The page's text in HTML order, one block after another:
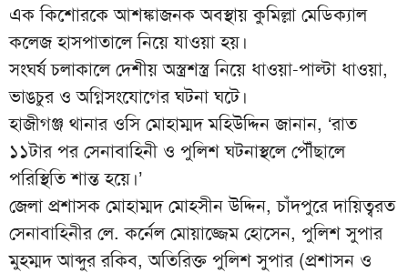
এক কিশোরকে আশঙ্কাজনক অবস্থায় কুমিল্লা মেডিক্যাল
কলেজ হাসপাতালে নিয়ে যাওয়া হয়।
সংঘর্ষ চলাকালে দেশীয় অস্ত্রশস্ত্র নিয়ে ধাওয়া-পাল্টা ধাওয়া,
ভাঙচুর ও অগ্নিসংযোগের ঘটনা ঘটে।
হাজীগঞ্জ থানার ওসি মোহাম্মদ মহিউদ্দিন জানান, ‘রাত
১১টার পর সেনাবাহিনী ও পুলিশ ঘটনাস্থলে পৌঁছালে
পরিস্থিতি শান্ত হয়ে।’
জেলা প্রশাসক মোহাম্মদ মোহসীন উদ্দিন, চাঁদপুরে দায়িত্বরত
সেনাবাহিনীর লে. কর্নেল মোয়াজ্জেম হোসেন, পুলিশ সুপার
মুহম্মদ আব্দুর রকিব, অতিরিক্ত পুলিশ সুপার (প্রশাসন ও